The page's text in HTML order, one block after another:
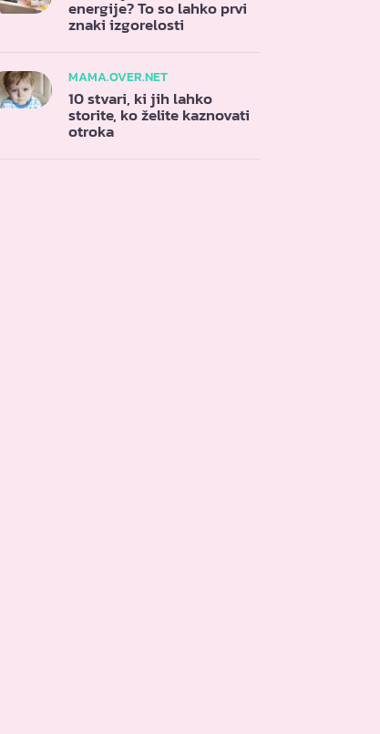
energije? To so lahko prvi
znaki izgorelosti
MAMA.OVER.NET
10 stvari, ki jih lahko
storite, ko želite kaznovati
otroka